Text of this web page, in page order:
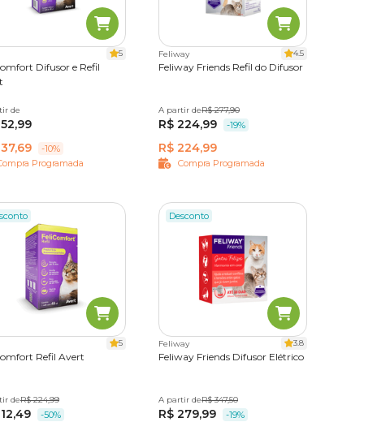
que o pet
5
Difusor e Refil
de
-10%
Programada
Feliway 4.5
Feliway Friends Refil do Difusor
48 ml
A partir deR$ 277,90
R$ 224,99 -19%
R$ 224,99
Compra Programada
5
Refil Avert
deR$ 224,99
-50%
Desconto
Feliway 3.8
Feliway Friends Difusor Elétrico
48 ml
A partir deR$ 347,50
R$ 279,99 -19%